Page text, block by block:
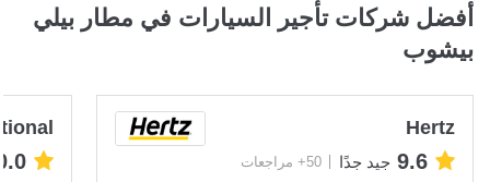
أفضل شركات تأجير السيارات في مطار بيلي
بيشوب
Hertz
9.6 جيد جدًا 50+ مراجعات